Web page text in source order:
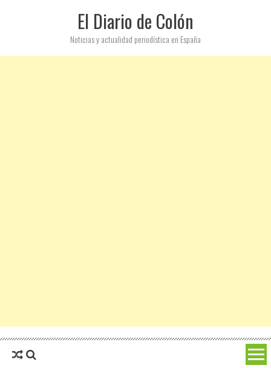
El Diario de Colón
Noticias y actualidad periodística en España